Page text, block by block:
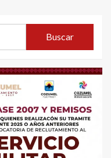
Buscar